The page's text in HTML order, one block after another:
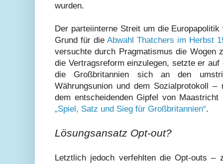
wurden.
Der parteiinterne Streit um die
Grund für die Abwahl Thatchers im Herbst
versuchte durch Pragmatismus die Wogen
die Vertragsreform einzulegen, setzte er auf
die Großbritannien sich an den
Währungsunion und dem Sozialprotokoll
dem entscheidenden Gipfel von
„Spiel, Satz und Sieg für Großbritannien“.
Lösungsansatz Opt-out?
Letztlich jedoch verfehlten die Opt-outs –